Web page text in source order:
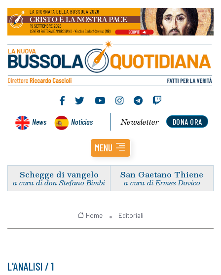
News Noticias DONA ORA
Newsletter
MENU
Schegge di vangelo
a cura di don Stefano Bimbi
San Gaetano Thiene
a cura di Ermes Dovico
Home Editoriali
L'ANALISI / 1